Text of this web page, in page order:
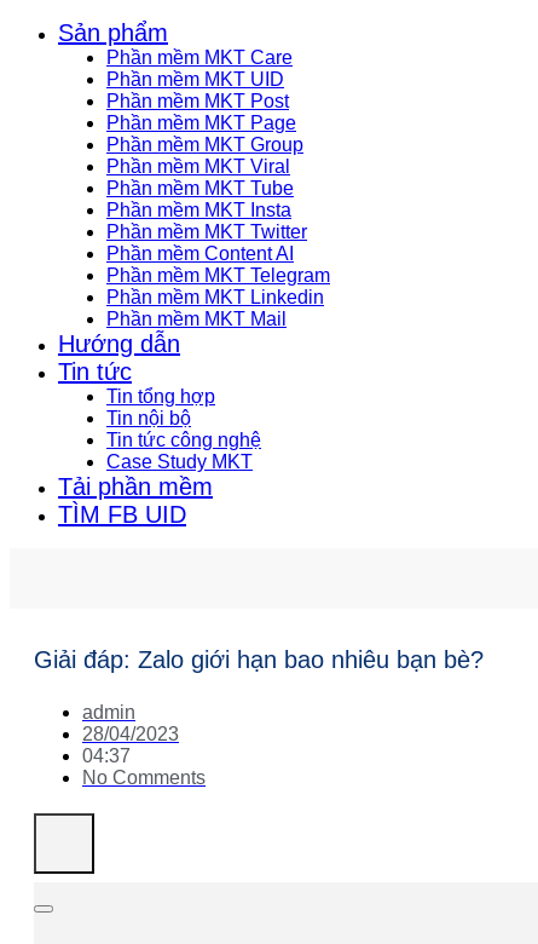
Sản phẩm
Phần mềm MKT Care
Phần mềm MKT UID
Phần mềm MKT Post
Phần mềm MKT Page
Phần mềm MKT Group
Phần mềm MKT Viral
Phần mềm MKT Tube
Phần mềm MKT Insta
Phần mềm MKT Twitter
Phần mềm Content AI
Phần mềm MKT Telegram
Phần mềm MKT Linkedin
Phần mềm MKT Mail
Hướng dẫn
Tin tức
Tin tổng hợp
Tin nội bộ
Tin tức công nghệ
Case Study MKT
Tải phần mềm
TÌM FB UID
Giải đáp: Zalo giới hạn bao nhiêu bạn bè?
admin
28/04/2023
04:37
No Comments